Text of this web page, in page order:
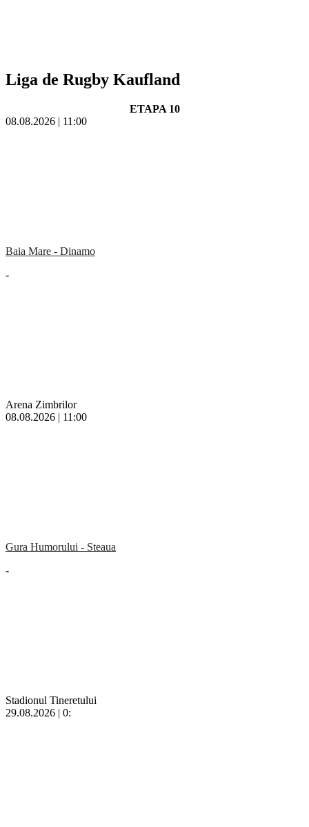
Liga de Rugby Kaufland
ETAPA 10
08.08.2026 | 11:00
Baia Mare - Dinamo
-
Arena Zimbrilor
08.08.2026 | 11:00
Gura Humorului - Steaua
-
Stadionul Tineretului
29.08.2026 | 0: